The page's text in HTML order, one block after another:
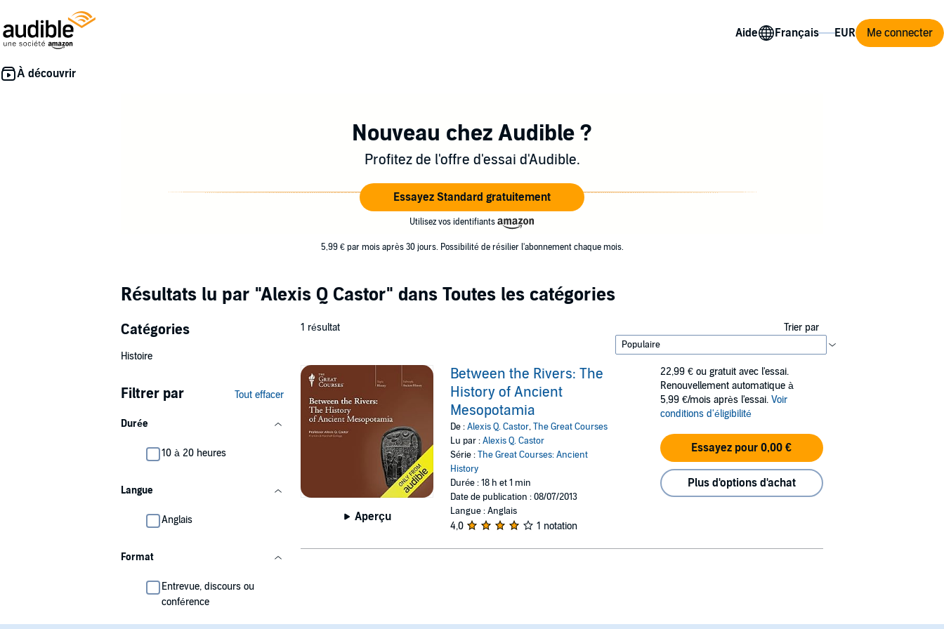
Aide Me connecter
Nouveau chez Audible ?
Profitez de l'offre d'essai d'Audible.
Essayez Standard gratuitement
Utilisez vos identifiants
5,99 € par mois après 30 jours. Possibilité de résilier l'abonnement chaque mois.
Résultats lu par "Alexis Q Castor" dans Toutes les catégories
Catégories
Histoire
Filtrer par Tout effacer
Durée
10 à 20 heures
Langue
Anglais
Format
Entrevue, discours ou
conférence
1 résultat Trier par
Aperçu
Between the Rivers: The
History of Ancient
Mesopotamia
De :Alexis Q. Castor,The Great Courses
Lu par :Alexis Q. Castor
Série :The Great Courses: Ancient
History
Durée : 18 h et 1 min
Date de publication : 08/07/2013
Langue : Anglais
4,0 1 notation
22,99 € ou gratuit avec l'essai.
Renouvellement automatique à
5,99 €/mois après l'essai. Voir
conditions d'éligibilité
Essayez pour 0,00 €
Plus d'options d'achat